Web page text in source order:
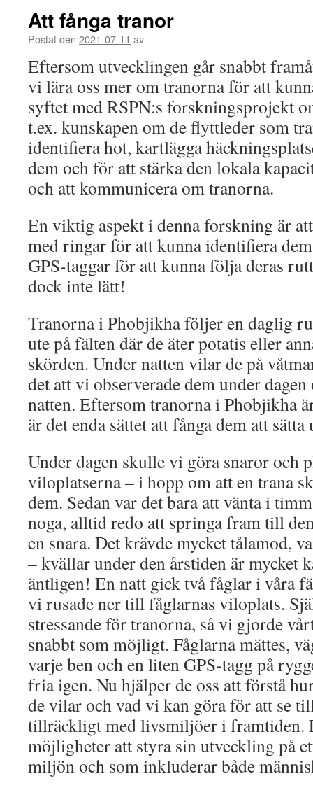
Att fånga tranor
Postat den 2021-07-11 av
Eftersom utvecklingen går snabbt
vi lära oss mer om tranorna för att
syftet med RSPN:s forskningsprojekt
t.ex. kunskapen om de flyttleder som
identifiera hot, kartlägga
dem och för att stärka den lokala
och att kommunicera om tranorna.
En viktig aspekt i denna forskning är
med ringar för att kunna identifiera
GPS-taggar för att kunna följa deras
dock inte lätt!
Tranorna i Phobjikha följer en daglig
ute på fälten där de äter potatis eller
skörden. Under natten vilar de på
det att vi observerade dem under
natten. Eftersom tranorna i Phobjikha
är det enda sättet att fånga dem att
Under dagen skulle vi göra snaror och
viloplatserna – i hopp om att en trana
dem. Sedan var det bara att vänta i
noga, alltid redo att springa fram till
en snara. Det krävde mycket tålamod,
– kvällar under den årstiden är mycket
äntligen! En natt gick två fåglar i våra
vi rusade ner till fåglarnas viloplats.
stressande för tranorna, så vi gjorde
snabbt som möjligt. Fåglarna mättes,
varje ben och en liten GPS-tagg på
fria igen. Nu hjälper de oss att förstå
de vilar och vad vi kan göra för att se
tillräckligt med livsmiljöer i framtiden.
möjligheter att styra sin utveckling på
miljön och som inkluderar både